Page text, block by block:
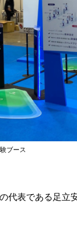
ブース
代表である足立